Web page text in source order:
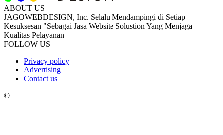
ABOUT US
JAGOWEBDESIGN, Inc. Selalu Mendampingi di Setiap
Kesuksesan "Sebagai Jasa Website Solustion Yang Menjaga
Kualitas Pelayanan
FOLLOW US
Privacy policy
Advertising
Contact us
©